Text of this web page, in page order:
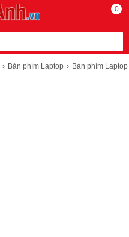
0
Bàn phím Laptop Bàn phím